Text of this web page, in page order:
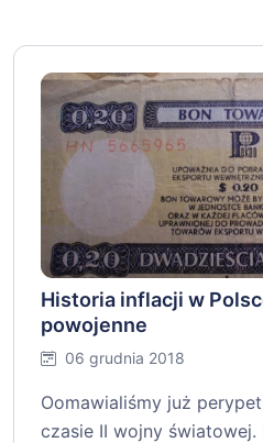
Historia inflacji w
powojenne
06 grudnia 2018
Oomawialiśmy już
czasie II wojny światowej.